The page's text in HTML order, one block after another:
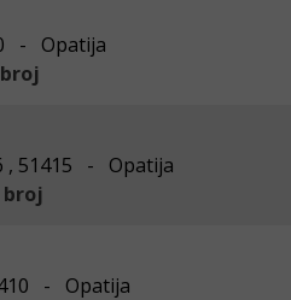
- Opatija
, 51415 - Opatija
- Opatija